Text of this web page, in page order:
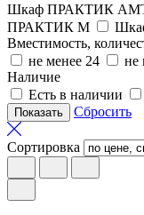
Шкаф ПРАКТИК
ПРАКТИК M
Вместимость,
не менее 24
не
Наличие
Есть в наличии
Сбросить
Сортировка